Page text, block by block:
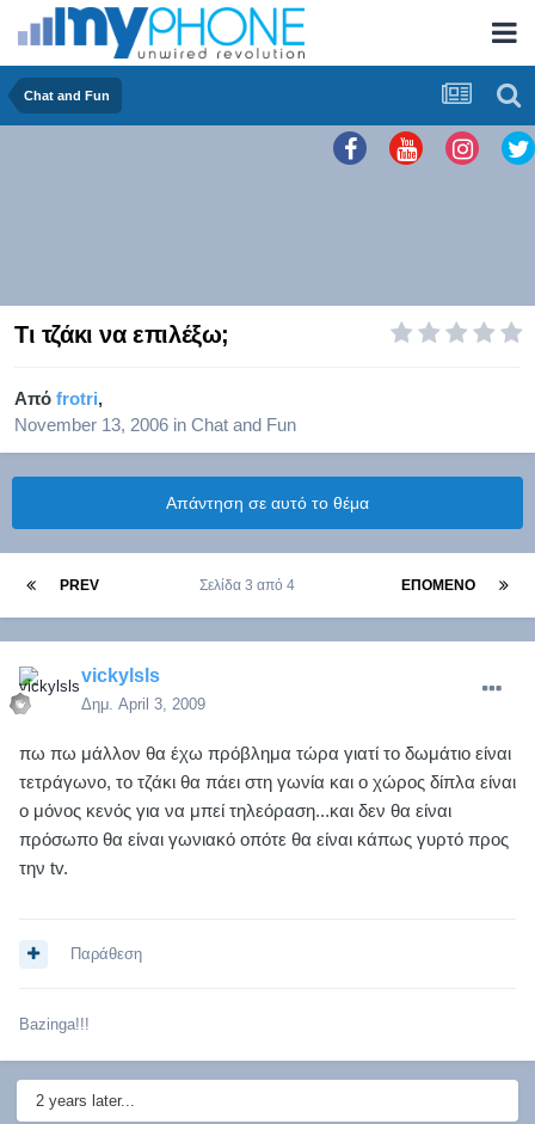
Chat and Fun
Τι τζάκι να επιλέξω;
Από frotri,
November 13, 2006 in Chat and Fun
Απάντηση σε αυτό το θέμα
PREV ΕΠΌΜΕΝΟ
Σελίδα 3 από 4
vickylsls
Δημ. April 3, 2009
πω πω μάλλον θα έχω πρόβλημα τώρα γιατί το δωμάτιο είναι
τετράγωνο, το τζάκι θα πάει στη γωνία και ο χώρος δίπλα είναι
ο μόνος κενός για να μπεί τηλεόραση...και δεν θα είναι
πρόσωπο θα είναι γωνιακό οπότε θα είναι κάπως γυρτό προς
την tv.
Παράθεση
Bazinga!!!
2 years later...